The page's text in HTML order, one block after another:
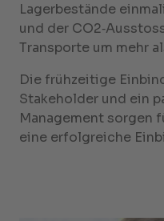
Lagerbestände
und der
Transporte um mehr
Die frühzeitige
Stakeholder und ein
Management sorgen
eine erfolgreiche